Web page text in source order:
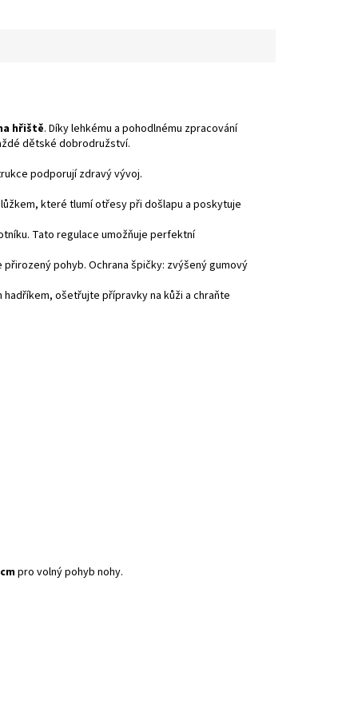
hřiště. Díky lehkému a pohodlnému zpracování
dětské dobrodružství.
podporují zdravý vývoj.
které tlumí otřesy při došlapu a poskytuje
Tato regulace umožňuje perfektní
přirozený pohyb. Ochrana špičky: zvýšený gumový
ošetřujte přípravky na kůži a chraňte
pro volný pohyb nohy.